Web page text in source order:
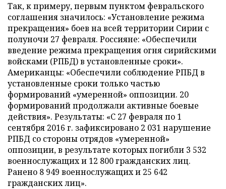
Так, к примеру, первым пунктом февральского
соглашения значилось: «Установление режима
прекращения» боев на всей территории Сирии с
полуночи 27 февраля. Россияне: «Обеспечили
введение режима прекращения огня сирийскими
войсками (РПБД) в установленные сроки».
Американцы: «Обеспечили соблюдение РПБД в
установленные сроки только частью
формирований «умеренной» оппозиции. 20
формирований продолжали активные боевые
действия». Результаты: «С 27 февраля по 1
сентября 2016 г. зафиксировано 2 031 нарушение
РПБД со стороны отрядов «умеренной»
оппозиции, в результате которых погибли 3 532
военнослужащих и 12 800 гражданских лиц.
Ранено 8 949 военнослужащих и 25 642
гражданских лиц».